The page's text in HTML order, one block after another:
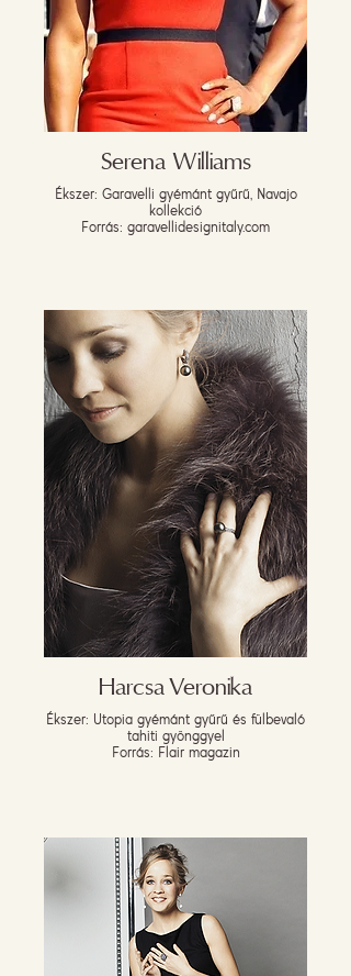
Serena Williams
Ékszer: Garavelli gyémánt gyűrű, Navajo
kollekció
Forrás: garavellidesignitaly.com
Harcsa Veronika
Ékszer: Utopia gyémánt gyűrű és fülbevaló
tahiti gyönggyel
Forrás: Flair magazin